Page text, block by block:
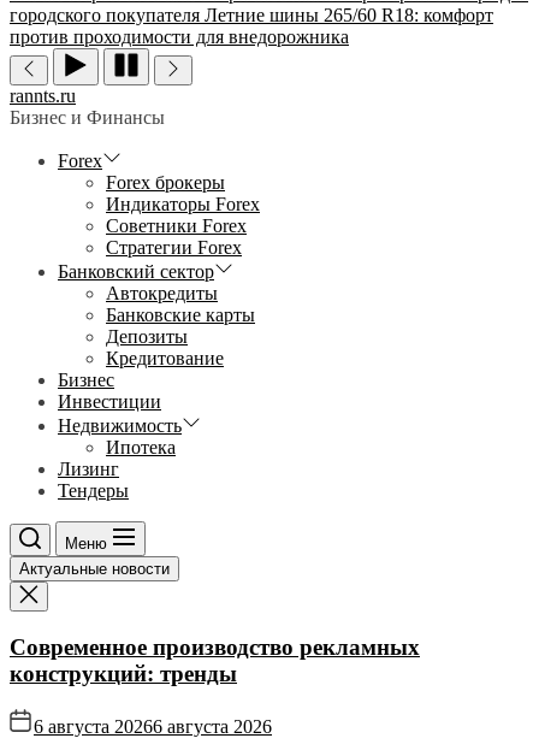
городского покупателя Летние шины 265/60 R18: комфорт
против проходимости для внедорожника
rannts.ru
Бизнес и Финансы
Forex
Forex брокеры
Индикаторы Forex
Советники Forex
Стратегии Forex
Банковский сектор
Автокредиты
Банковские карты
Депозиты
Кредитование
Бизнес
Инвестиции
Недвижимость
Ипотека
Лизинг
Тендеры
Меню
Актуальные новости
Современное производство рекламных
конструкций: тренды
6 августа 20266 августа 2026